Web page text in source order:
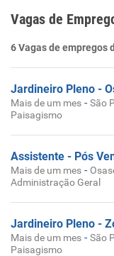
Vagas de
6 Vagas de empregos
Jardineiro Pleno -
Mais de um mes -São
Paisagismo
Assistente - Pós
Mais de um mes -
Administração Geral
Jardineiro Pleno -
Mais de um mes -São
Paisagismo